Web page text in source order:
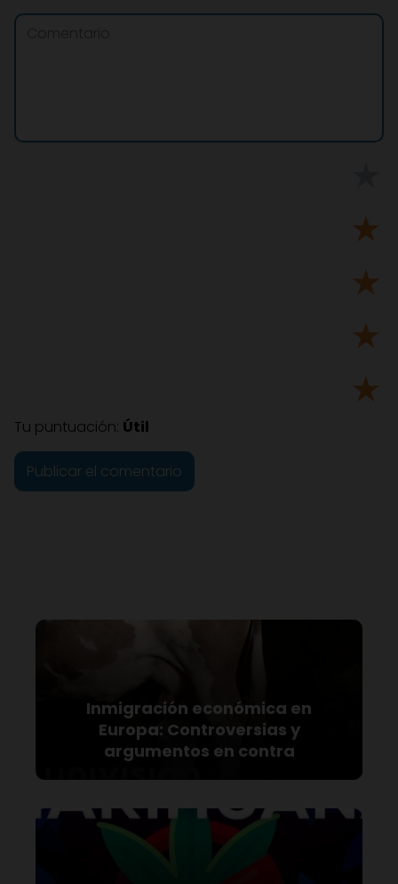
★
★
★
★
Tu puntuación: Útil
Inmigración económica en
Europa: Controversias y
argumentos en contra